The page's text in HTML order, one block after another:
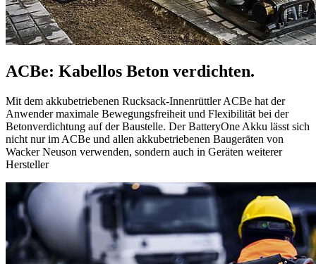
ACBe: Kabellos Beton verdichten.
Mit dem akkubetriebenen Rucksack-Innenrüttler ACBe hat der
Anwender maximale Bewegungsfreiheit und Flexibilität bei der
Betonverdichtung auf der Baustelle. Der BatteryOne Akku lässt sich
nicht nur im ACBe und allen akkubetriebenen Baugeräten von
Wacker Neuson verwenden, sondern auch in Geräten weiterer
Hersteller